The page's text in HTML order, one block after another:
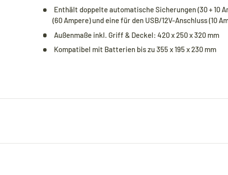
Enthält doppelte automatische Sicherungen (30 + 10
(60 Ampere) und eine für den USB/12V-Anschluss (10
Außenmaße inkl. Griff & Deckel: 420 x 250 x 320 mm
Kompatibel mit Batterien bis zu 355 x 195 x 230 mm